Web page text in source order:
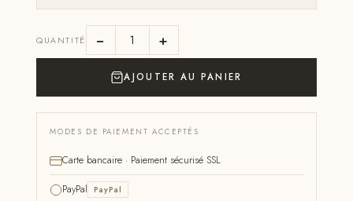
QUANTITÉ − +
AJOUTER AU PANIER
MODES DE PAIEMENT ACCEPTÉS
Carte bancaire · Paiement sécurisé SSL
PayPal PayPal